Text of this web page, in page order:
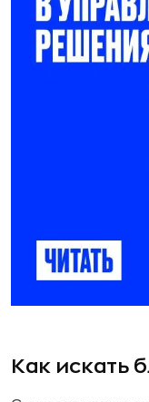
Как искать